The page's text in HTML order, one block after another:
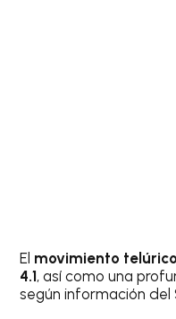
El movimiento
4.1, así como una
según información del